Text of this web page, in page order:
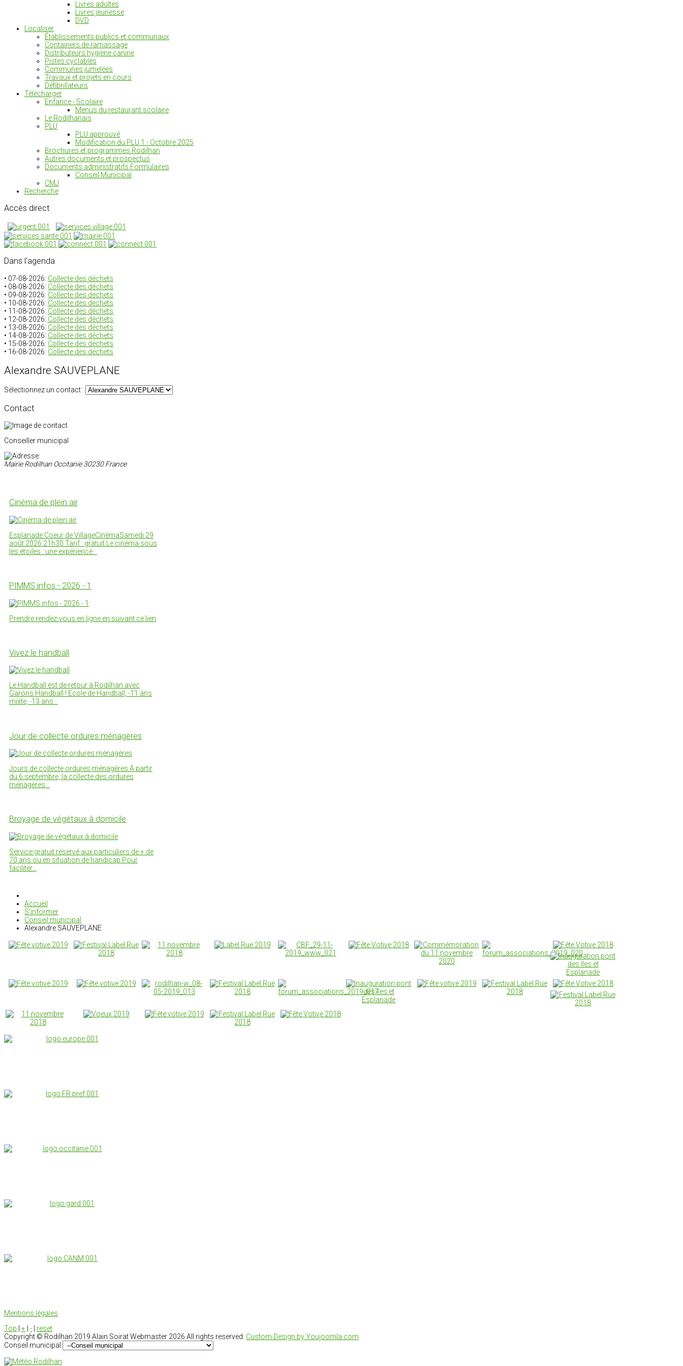
Livres adultes
Livres jeunesse
DVD
Localiser
Établissements publics et communaux
Containers de ramassage
Distributeurs hygiène canine
Pistes cyclables
Communes jumelées
Travaux et projets en cours
Défibrillateurs
Télécharger
Enfance - Scolaire
Menus du restaurant scolaire
Le Rodilhanais
PLU
PLU approuvé
Modification du PLU 1 - Octobre 2025
Brochures et programmes Rodilhan
Autres documents et prospectus
Documents administratifs Formulaires
Conseil Municipal
CMJ
Recherche
Accès direct
Dans l'agenda
• 07-08-2026: Collecte des déchets
• 08-08-2026: Collecte des déchets
• 09-08-2026: Collecte des déchets
• 10-08-2026: Collecte des déchets
• 11-08-2026: Collecte des déchets
• 12-08-2026: Collecte des déchets
• 13-08-2026: Collecte des déchets
• 14-08-2026: Collecte des déchets
• 15-08-2026: Collecte des déchets
• 16-08-2026: Collecte des déchets
Alexandre SAUVEPLANE
Sélectionnez un contact :
Contact
Conseiller municipal
MairieRodilhan Occitanie30230France
Cinéma de plein air
Esplanade Coeur de VillageCinémaSamedi 29
août 2026 21h30 Tarif : gratuit Le cinéma sous
les étoiles : une expérience…
PIMMS infos - 2026 - 1
Prendre rendez-vous en ligne en suivant ce lien
Vivez le handball
Le Handball est de retour à Rodilhan avec
Garons Handball ! Ecole de Handball, -11 ans
mixte, -13 ans…
Jour de collecte ordures ménagères
Jours de collecte ordures ménagères À partir
du 6 septembre, la collecte des ordures
ménagères…
Broyage de végétaux à domicile
Service gratuit réservé aux particuliers de + de
70 ans ou en situation de handicap Pour
faciliter…
Accueil
S'informer
Conseil municipal
Alexandre SAUVEPLANE
Mentions légales
Top
+ -
reset
Copyright © Rodilhan 2019 Alain Soirat Webmaster 2026 All rights reserved. Custom Design by Youjoomla.com
Conseil municipal